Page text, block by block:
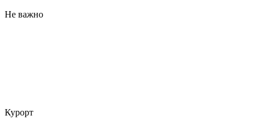
Не важно
Курорт